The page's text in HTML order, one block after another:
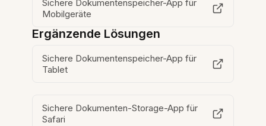
Sichere Dokumentenspeicher-App für
Mobilgeräte
Ergänzende Lösungen
Sichere Dokumentenspeicher-App für
Tablet
Sichere Dokumenten-Storage-App für
Safari